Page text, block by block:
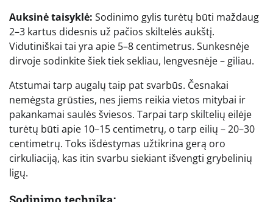
Auksinė taisyklė: Sodinimo gylis turėtų būti maždaug
2–3 kartus didesnis už pačios skiltelės aukštį.
Vidutiniškai tai yra apie 5–8 centimetrus. Sunkesnėje
dirvoje sodinkite šiek tiek sekliau, lengvesnėje – giliau.
Atstumai tarp augalų taip pat svarbūs. Česnakai
nemėgsta grūsties, nes jiems reikia vietos mitybai ir
pakankamai saulės šviesos. Tarpai tarp skiltelių eilėje
turėtų būti apie 10–15 centimetrų, o tarp eilių – 20–30
centimetrų. Toks išdėstymas užtikrina gerą oro
cirkuliaciją, kas itin svarbu siekiant išvengti grybelinių
ligų.